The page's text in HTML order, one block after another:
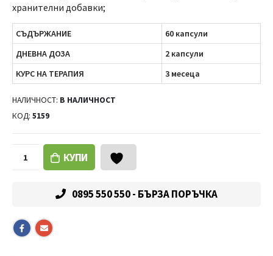
хранителни добавки;
СЪДЪРЖАНИЕ
60 капсули
ДНЕВНА ДОЗА
2 капсули
КУРС НА ТЕРАПИЯ
3 месеца
НАЛИЧНОСТ: В НАЛИЧНОСТ
КОД: 5159
КУПИ
0895 550 550 - БЪРЗА ПОРЪЧКА